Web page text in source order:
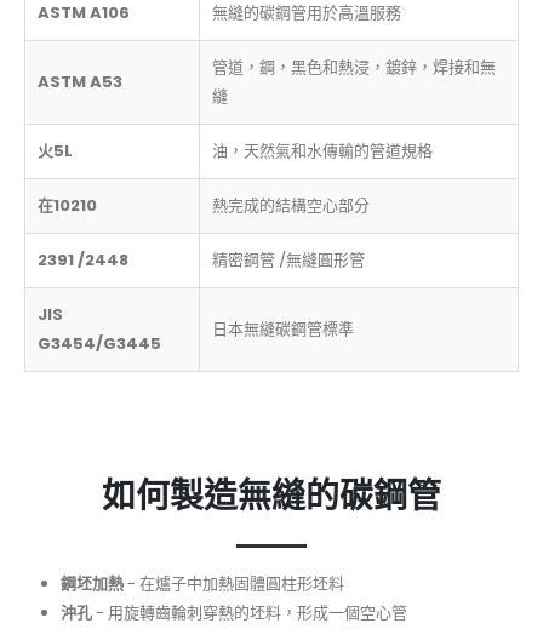
ASTM A106 無縫的碳鋼管用於高溫服務
ASTM A53
管道，鋼，黑色和熱浸，鍍鋅，焊接和無
縫
火5L 油，天然氣和水傳輸的管道規格
在10210 熱完成的結構空心部分
2391 /2448 精密鋼管 /無縫圓形管
JIS
G3454/G3445
日本無縫碳鋼管標準
如何製造無縫的碳鋼管
鋼坯加熱- 在爐子中加熱固體圓柱形坯料
沖孔- 用旋轉齒輪刺穿熱的坯料，形成一個空心管